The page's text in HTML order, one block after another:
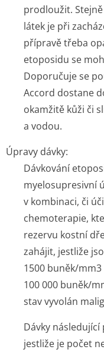
prodloužit.
látek je při
přípravě třeba
etoposidu se
Doporučuje se
Accord dostane
okamžitě kůži či
a vodou.
Úpravy dávky:
Dávkování
myelosupresivní
v kombinaci, či
chemoterapie,
rezervu kostní
zahájit, jestliže
1500 buněk/mm3
100 000 buněk/
stav vyvolán
Dávky
jestliže je počet